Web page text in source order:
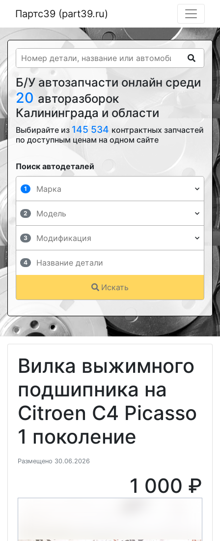
Партс39 (part39.ru)
Б/У автозапчасти онлайн среди
20 авторазборок
Калининграда и области
Выбирайте из 145 534 контрактных запчастей
по доступным ценам на одном сайте
Поиск автодеталей
1
2
3
4
Искать
Вилка выжимного
подшипника на
Citroen C4 Picasso
1 поколение
Размещено 30.06.2026
1 000 ₽